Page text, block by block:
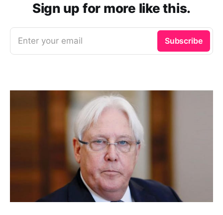
Sign up for more like this.
Enter your email Subscribe